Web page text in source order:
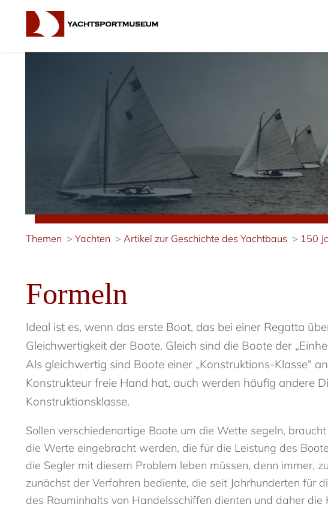
Themen Yachten Artikel zur Geschichte des Yachtbaus 150
Formeln
Ideal ist es, wenn das erste Boot, das bei einer Regatta
Gleichwertigkeit der Boote. Gleich sind die Boote der
Als gleichwertig sind Boote einer „Konstruktions-Klasse"
Konstrukteur freie Hand hat, auch werden häufig andere
Konstruktionsklasse.
Sollen verschiedenartige Boote um die Wette segeln,
die Werte eingebracht werden, die für die Leistung des
die Segler mit diesem Problem leben müssen, denn immer,
zunächst der Verfahren bediente, die seit Jahrhunderten für
des Rauminhalts von Handelsschiffen dienten und daher